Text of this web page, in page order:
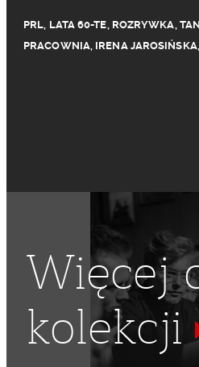
PRL, LATA 60-TE, ROZRYWKA,
PRACOWNIA, IRENA JAROSIŃSKA,
Więcej
kolekcji